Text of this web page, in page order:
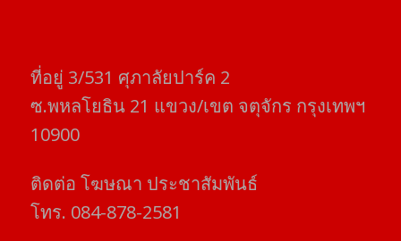
ที่อยู่​ 3/531​ ศุภาลัยปาร์ค​ 2
ซ.พหลโยธิน​ 21​ แขวง/เขต​ จตุจักร​ กรุงเทพฯ
10900
ติดต่อ​ โฆษณา​ ประชาสัมพันธ์
โทร​. 084-878-2581